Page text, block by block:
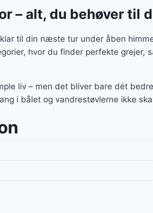
– alt, du behøver
til din næste tur under åben
hvor du finder perfekte
liv – men det bliver bare dét
i bålet og vandrestøvlerne ikke